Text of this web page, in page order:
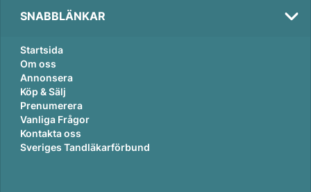
SNABBLÄNKAR
Startsida
Om oss
Annonsera
Köp & Sälj
Prenumerera
Vanliga Frågor
Kontakta oss
Sveriges Tandläkarförbund